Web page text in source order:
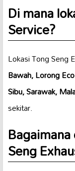
Di mana
Service?
Lokasi Tong Seng
Bawah, Lorong
Sibu, Sarawak,
sekitar.
Seng